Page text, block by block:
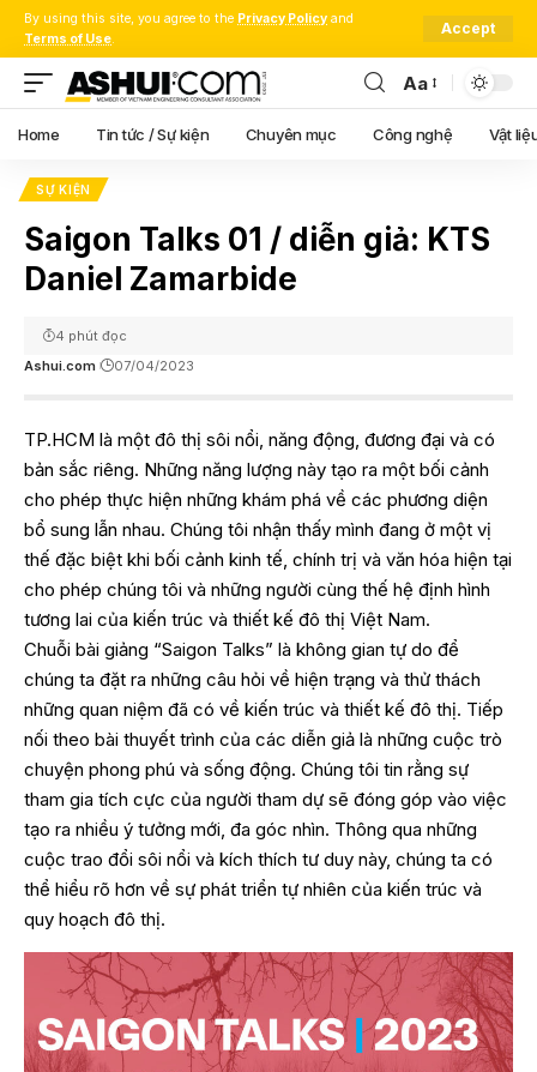
By using this site, you agree to the Privacy Policy and
Terms of Use.
Accept
Font
Resizer
Aa
Home Tin tức / Sự kiện Chuyên mục Công nghệ Vật
SỰ KIỆN
Saigon Talks 01 / diễn giả: KTS
Daniel Zamarbide
Ashui.com 07/04/2023
4 phút đọc
TP.HCM là một đô thị sôi nổi, năng động, đương đại và có
bản sắc riêng. Những năng lượng này tạo ra một bối cảnh
cho phép thực hiện những khám phá về các phương diện
bổ sung lẫn nhau. Chúng tôi nhận thấy mình đang ở một vị
thế đặc biệt khi bối cảnh kinh tế, chính trị và văn hóa hiện tại
cho phép chúng tôi và những người cùng thế hệ định hình
tương lai của kiến trúc và thiết kế đô thị Việt Nam.
Chuỗi bài giảng “Saigon Talks” là không gian tự do để
chúng ta đặt ra những câu hỏi về hiện trạng và thử thách
những quan niệm đã có về kiến trúc và thiết kế đô thị. Tiếp
nối theo bài thuyết trình của các diễn giả là những cuộc trò
chuyện phong phú và sống động. Chúng tôi tin rằng sự
tham gia tích cực của người tham dự sẽ đóng góp vào việc
tạo ra nhiều ý tưởng mới, đa góc nhìn. Thông qua những
cuộc trao đổi sôi nổi và kích thích tư duy này, chúng ta có
thể hiểu rõ hơn về sự phát triển tự nhiên của kiến trúc và
quy hoạch đô thị.